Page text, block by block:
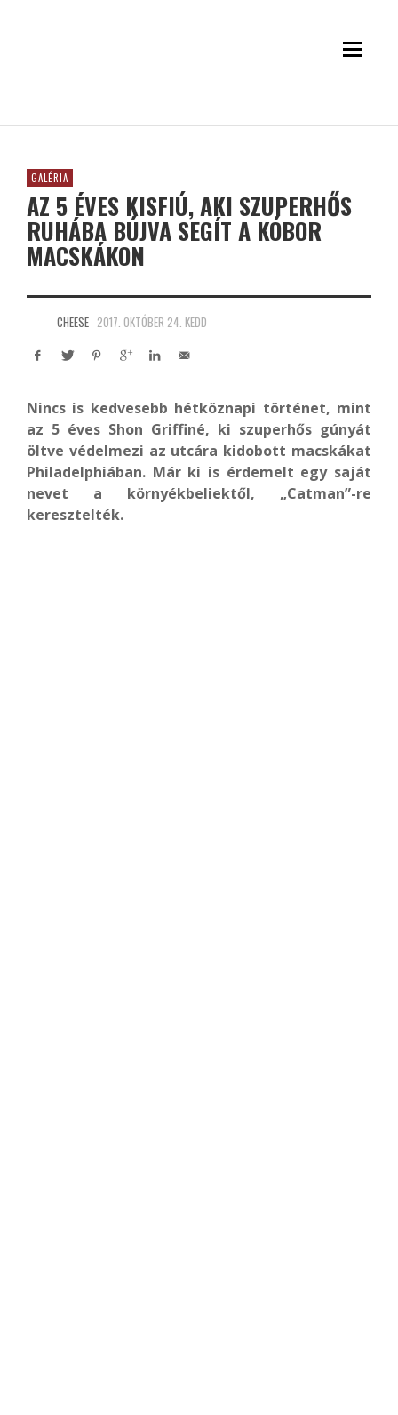
GALÉRIA
AZ 5 ÉVES KISFIÚ, AKI SZUPERHŐS
RUHÁBA BÚJVA SEGÍT A KÓBOR
MACSKÁKON
CHEESE 2017. OKTÓBER 24. KEDD
Nincs is kedvesebb hétköznapi történet, mint
az 5 éves Shon Griffiné, ki szuperhős gúnyát
öltve védelmezi az utcára kidobott macskákat
Philadelphiában. Már ki is érdemelt egy saját
nevet a környékbeliektől, „Catman”-re
keresztelték.